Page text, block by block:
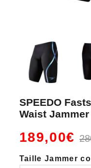
SPEEDO
Waist
189,00€
Taille Jammer